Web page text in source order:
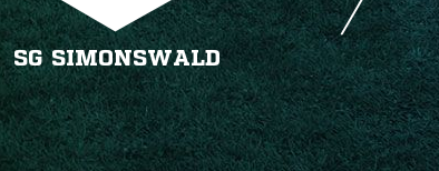
SG SIMONSWALD